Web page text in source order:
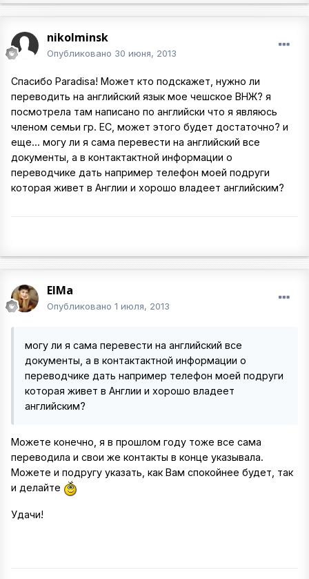
nikolminsk
Опубликовано 30 июня, 2013
Спасибо Paradisa! Может кто подскажет, нужно ли
переводить на английский язык мое чешское ВНЖ? я
посмотрела там написано по английски что я являюсь
членом семьи гр. ЕС, может этого будет достаточно? и
еще... могу ли я сама перевести на английский все
документы, а в контактактной информации о
переводчике дать например телефон моей подруги
которая живет в Англии и хорошо владеет английским?
ElMa
Опубликовано 1 июля, 2013
могу ли я сама перевести на английский все
документы, а в контактактной информации о
переводчике дать например телефон моей подруги
которая живет в Англии и хорошо владеет
английским?
Можете конечно, я в прошлом году тоже все сама
переводила и свои же контакты в конце указывала.
Можете и подругу указать, как Вам спокойнее будет, так
и делайте
Удачи!